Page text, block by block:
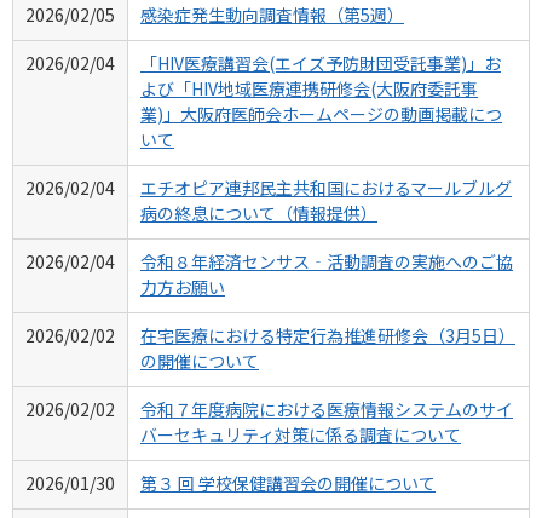
2026/02/05
感染症発生動向調査情報（第5週）
2026/02/04
「HIV医療講習会(エイズ予防財団受託事業)」お
よび「HIV地域医療連携研修会(大阪府委託事
業)」大阪府医師会ホームページの動画掲載につ
いて
2026/02/04
エチオピア連邦民主共和国におけるマールブルグ
病の終息について（情報提供）
2026/02/04
令和８年経済センサス‐活動調査の実施へのご協
力方お願い
2026/02/02
在宅医療における特定行為推進研修会（3月5日）
の開催について
2026/02/02
令和７年度病院における医療情報システムのサイ
バーセキュリティ対策に係る調査について
2026/01/30
第３ 回 学校保健講習会の開催について